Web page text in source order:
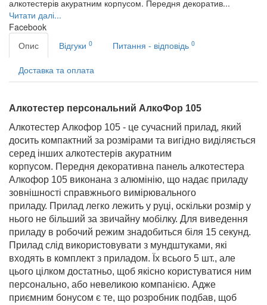
алкотестерів акуратним корпусом. Передня декоратив...
Читати далі...
Facebook
Опис
Відгуки 0 Питання - відповідь 0
Доставка та оплата
Алкотестер персональний АлкоФор 105
Алкотестер Алкофор 105 - це сучасний прилад, який
досить компактний за розмірами та вигідно виділяється
серед інших алкотестерів акуратним
корпусом. Передня декоративна панель алкотестера
Алкофор 105 виконана з алюмінію, що надає приладу
зовнішності справжнього вимірювального
приладу. Прилад легко лежить у руці, оскільки розмір у
нього не більший за звичайну мобілку. Для виведення
приладу в робочий режим знадобиться біля 15 секунд.
Прилад слід використовувати з мундштуками, які
входять в комплект з приладом. Їх всього 5 шт., але
цього цілком достатньо, щоб якісно користуватися ним
персонально, або невеликою компанією. Адже
приємним бонусом є те, що розробник подбав, щоб